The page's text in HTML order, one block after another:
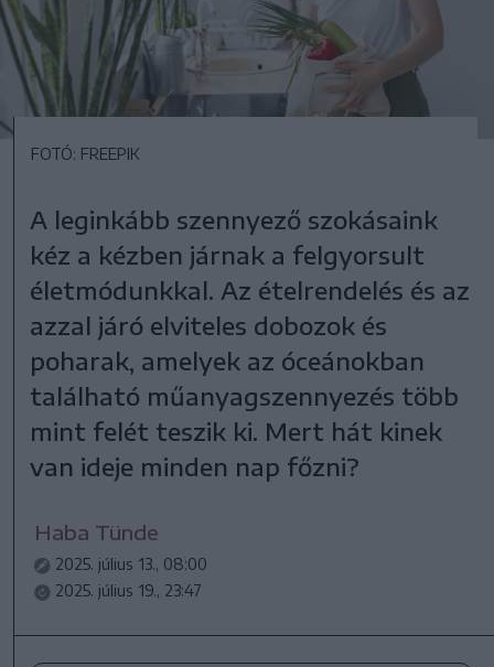
FOTÓ: FREEPIK
A leginkább szennyező szokásaink
kéz a kézben járnak a felgyorsult
életmódunkkal. Az ételrendelés és az
azzal járó elviteles dobozok és
poharak, amelyek az óceánokban
található műanyagszennyezés több
mint felét teszik ki. Mert hát kinek
van ideje minden nap főzni?
Haba Tünde
2025. július 13., 08:00
2025. július 19., 23:47